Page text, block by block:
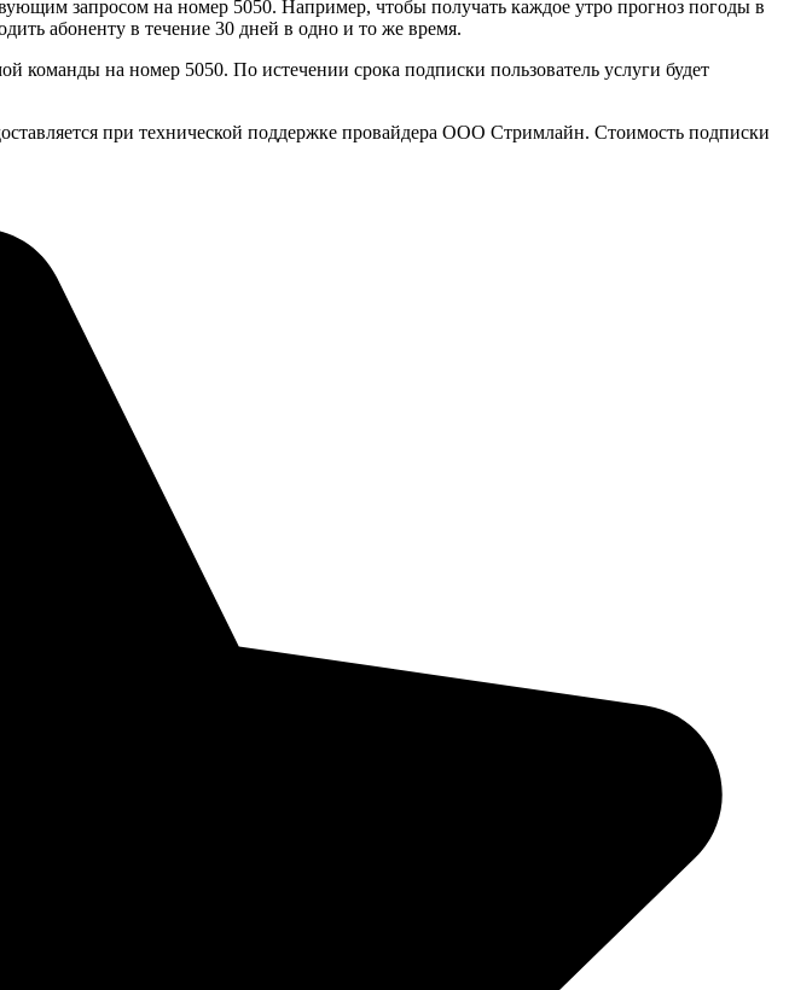
запросом на номер 5050. Например, чтобы получать каждое утро прогноз погоды в
абоненту в течение 30 дней в одно и то же время.
на номер 5050. По истечении срока подписки пользователь услуги будет
при технической поддержке провайдера ООО Стримлайн. Стоимость подписки